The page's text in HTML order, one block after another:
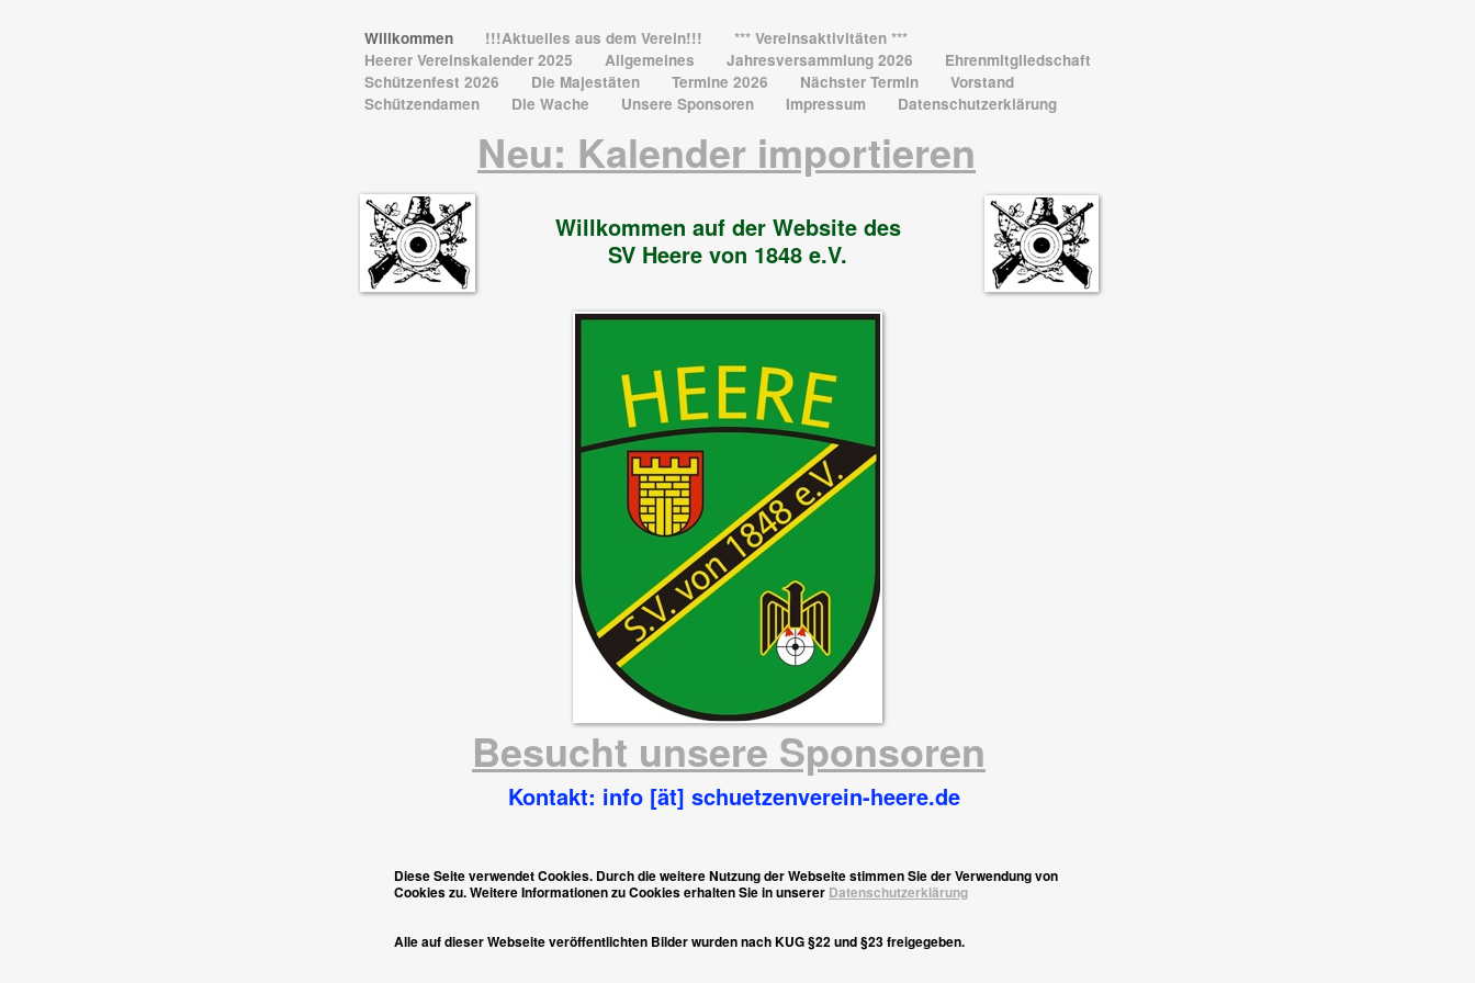
Willkommen !!!Aktuelles aus dem Verein!!!
*** Vereinsaktivitäten ***
Heerer Vereinskalender 2025
Allgemeines Jahresversammlung 2026
Ehrenmitgliedschaft
Schützenfest 2026
Die Majestäten Termine 2026 Nächster Termin
Vorstand
Schützendamen
Die Wache Unsere Sponsoren Impressum Datenschutzerklärung
Willkommen auf der Website des
SV Heere von 1848 e.V.
Kontakt: info [ät] schuetzenverein-heere.de
Diese Seite verwendet Cookies. Durch die weitere Nutzung der Webseite stimmen Sie der Verwendung von
Cookies zu. Weitere Informationen zu Cookies erhalten Sie in unserer Datenschutzerklärung
Alle auf dieser Webseite veröffentlichten Bilder wurden nach KUG §22 und §23 freigegeben.
Besucht unsere Sponsoren
Neu: Kalender importieren